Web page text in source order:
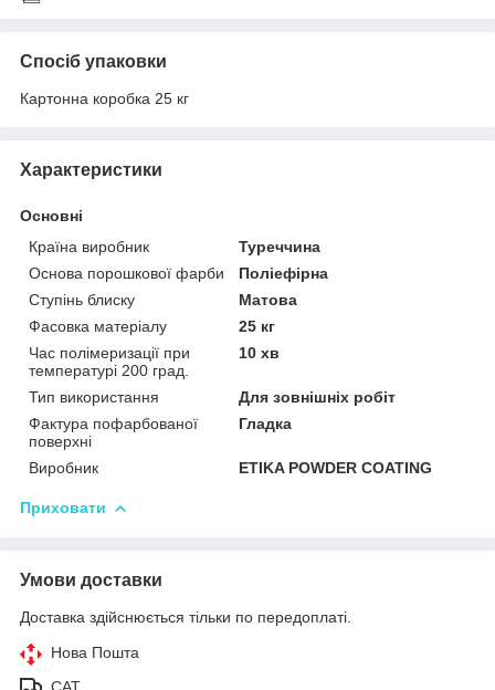
Спосіб упаковки
Картонна коробка 25 кг
Характеристики
Основні
Країна виробник
Туреччина
Основа порошкової фарби
Поліефірна
Ступінь блиску
Матова
Фасовка матеріалу
25 кг
Час полімеризації при
температурі 200 град.
10 хв
Тип використання
Для зовнішніх робіт
Фактура пофарбованої
поверхні
Гладка
Виробник ETIKA POWDER COATING
Приховати
Умови доставки
Доставка здійснюється тільки по передоплаті.
Нова Пошта
САТ